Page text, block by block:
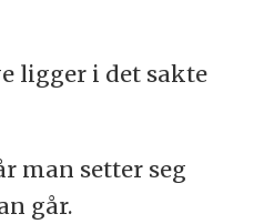
ligger i det sakte
man setter seg
går.